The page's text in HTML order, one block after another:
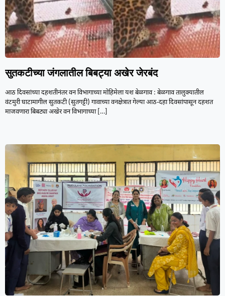
सुतकटीच्या जंगलातील बिबट्या अखेर जेरबंद
आठ दिवसांच्या दहशतीनंतर वन विभागाच्या मोहिमेला यश बेळगाव : बेळगाव तालुक्यातील
वंटमुरी घाटामागील सुतकटी (सुतगट्टी) गावाच्या वनक्षेत्रात गेल्या आठ-दहा दिवसांपासून दहशत
माजवणारा बिबट्या अखेर वन विभागाच्या[…]